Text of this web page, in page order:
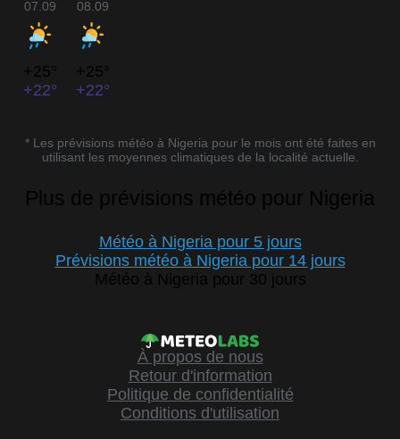
07.09
+25°
+22°
08.09
+25°
+22°
* Les prévisions météo à Nigeria pour le mois ont été faites en
utilisant les moyennes climatiques de la localité actuelle.
Plus de prévisions météo pour Nigeria
Météo à Nigeria pour 5 jours
Prévisions météo à Nigeria pour 14 jours
Météo à Nigeria pour 30 jours
À propos de nous
Retour d'information
Politique de confidentialité
Conditions d'utilisation